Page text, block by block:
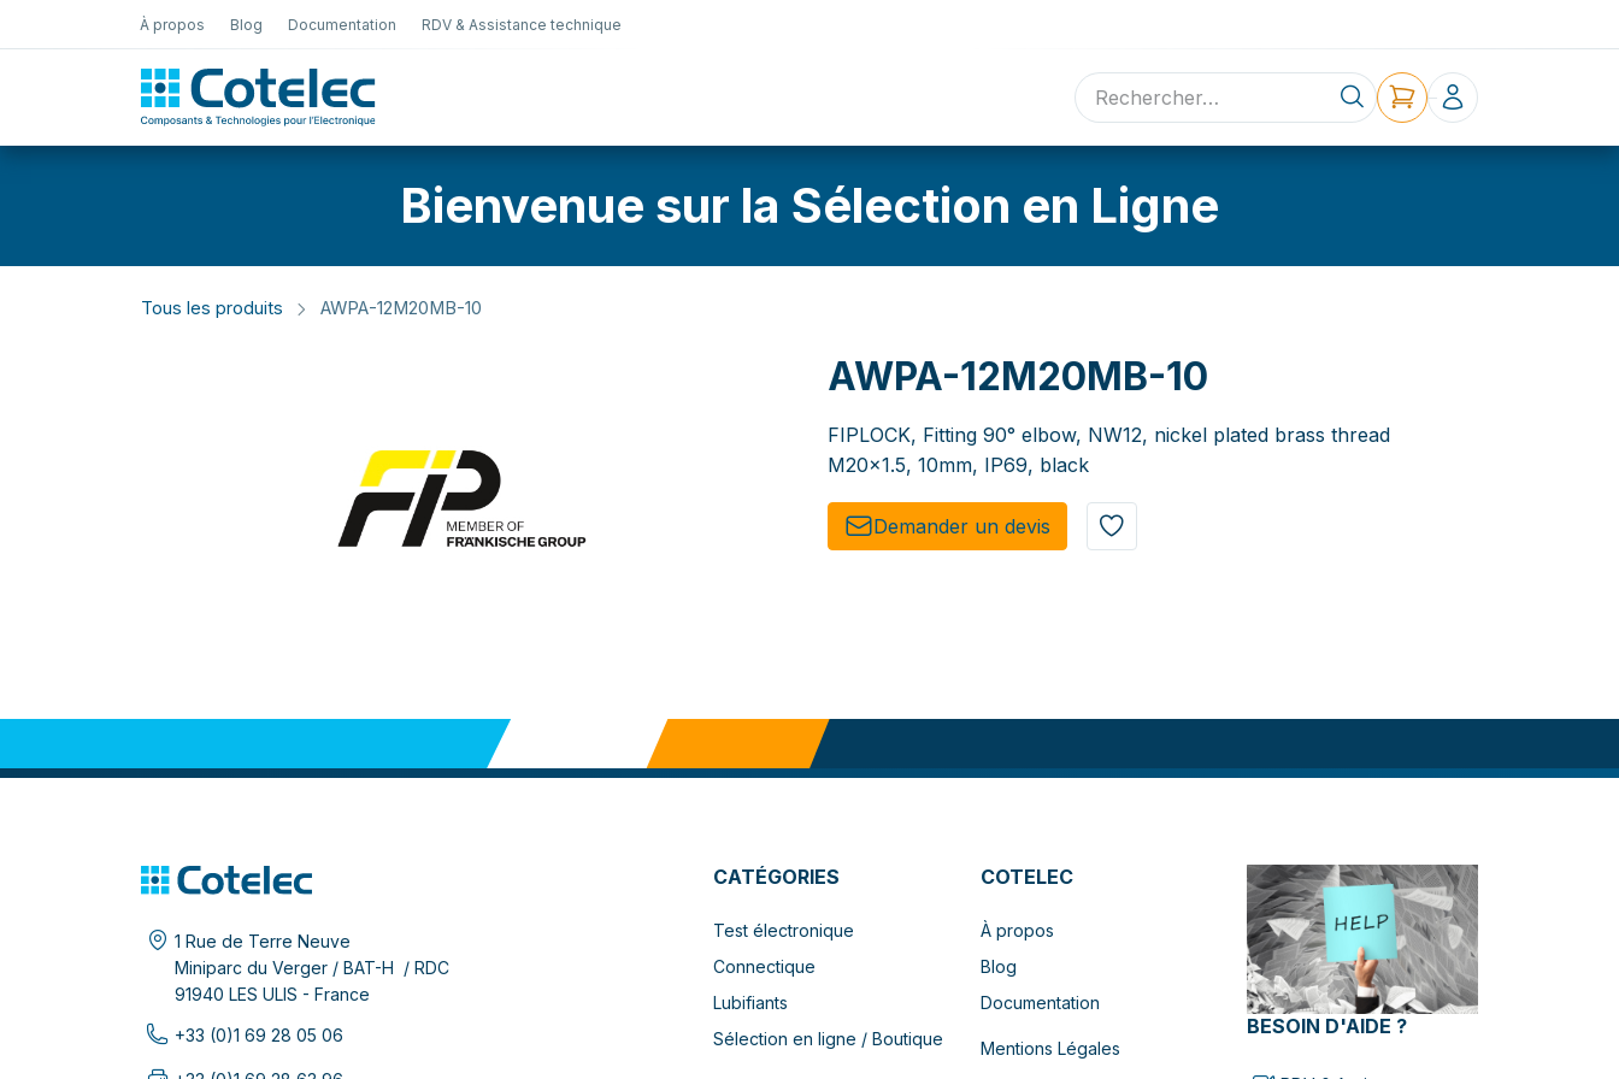
À propos Blog Documentation RDV & Assistance technique
Sélection en ligne Contact
Bienvenue sur la Sélection en Ligne
Tous les produits AWPA-12M20MB-10
AWPA-12M20MB-10
FIPLOCK, Fitting 90° elbow, NW12, nickel plated brass thread
M20x1.5, 10mm, IP69, black
Demander un de​​vis​​
1 Rue de Terre Neuve
Miniparc du Verger / BAT-H / RDC
91940 LES ULIS - France
+33 (0)1 69 28 05 06
CATÉGORIES
Test électronique
Connectique
Lubifiants
Sélection en ligne / Boutique
COTELEC
À propos
Blog
Documentation
Mentions Légales
BESOIN D'AIDE ?